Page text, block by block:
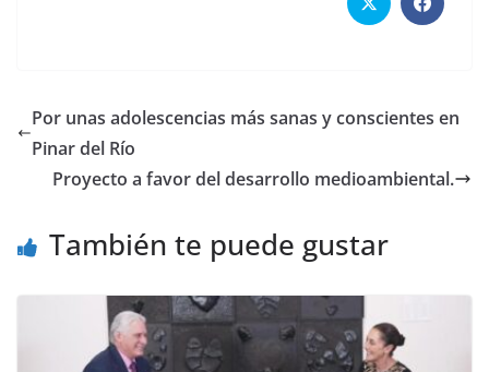
Por unas adolescencias más sanas y conscientes en
Pinar del Río
Proyecto a favor del desarrollo medioambiental.
También te puede gustar